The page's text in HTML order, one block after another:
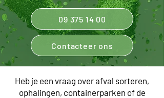
09 375 14 00
Contacteer ons
Heb je een vraag over afval sorteren,
ophalingen, containerparken of de